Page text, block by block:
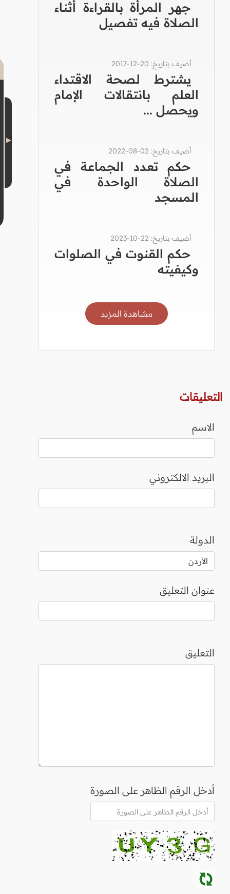
جهر المرأة بالقراءة أثناء
الصلاة فيه تفصيل
أضيف بتاريخ: 20-12-2017
يشترط لصحة الاقتداء
العلم بانتقالات الإمام
ويحصل ...
أضيف بتاريخ: 02-08-2022
حكم تعدد الجماعة في
الصلاة الواحدة في
المسجد
أضيف بتاريخ: 22-10-2023
حكم القنوت في الصلوات
وكيفيته
مشاهدة المزيد
التعليقات
الاسم
البريد الالكتروني
الدولة
عنوان التعليق
التعليق
أدخل الرقم الظاهر على الصورة